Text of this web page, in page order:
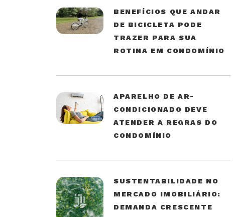
BENEFÍCIOS QUE ANDAR
DE BICICLETA PODE
TRAZER PARA SUA
ROTINA EM CONDOMÍNIO
APARELHO DE AR-
CONDICIONADO DEVE
ATENDER A REGRAS DO
CONDOMÍNIO
SUSTENTABILIDADE NO
MERCADO IMOBILIÁRIO:
DEMANDA CRESCENTE